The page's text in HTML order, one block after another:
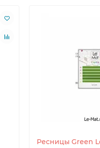
Ресницы Green